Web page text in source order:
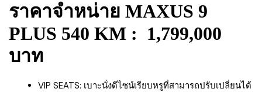
ราคาจำหน่าย MAXUS 9
PLUS 540 KM : 1,799,000
บาท
VIP SEATS: เบาะนั่งดีไซน์เรียบหรูที่สามารถปรับเปลี่ยนได้